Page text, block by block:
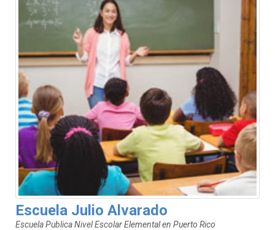
Escuela Julio Alvarado
Escuela Publica Nivel Escolar Elemental en Puerto Rico